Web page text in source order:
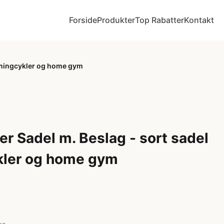
ForsideProdukterTop RabatterKontakt
og home gym
Sadel m. Beslag - sort sadel
og home gym